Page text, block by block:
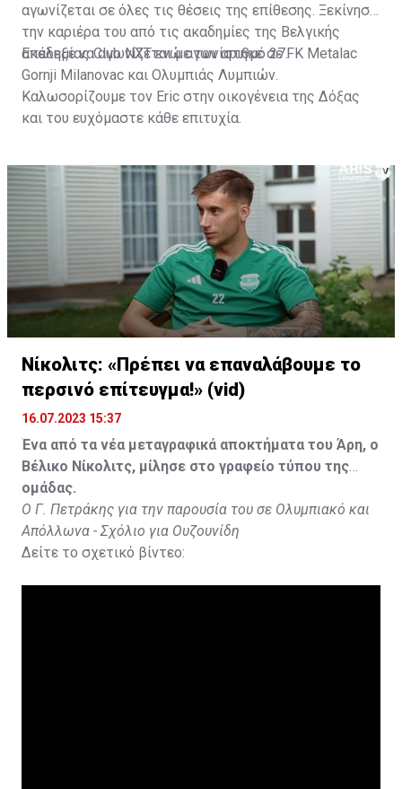
αγωνίζεται σε όλες τις θέσεις της επίθεσης. Ξεκίνησε
την καριέρα του από τις ακαδημίες της Βελγικής
ακαδημίας Club NXT ενώ αγωνίστηκε σε FK Metalac
Gornji Milanovac και Ολυμπιάς Λυμπιών.
Επέλεξε να αγωνίζεται με τον αριθμό 27.
Καλωσορίζουμε τον Eric στην οικογένεια της Δόξας
και του ευχόμαστε κάθε επιτυχία.
Νίκολιτς: «Πρέπει να επαναλάβουμε το
περσινό επίτευγμα!» (vid)
16.07.2023 15:37
Ένα από τα νέα μεταγραφικά αποκτήματα του Άρη, ο
Βέλικο Νίκολιτς, μίλησε στο γραφείο τύπου της
ομάδας.
Ο Γ. Πετράκης για την παρουσία του σε Ολυμπιακό και
Απόλλωνα - Σχόλιο για Ουζουνίδη
Δείτε το σχετικό βίντεο: